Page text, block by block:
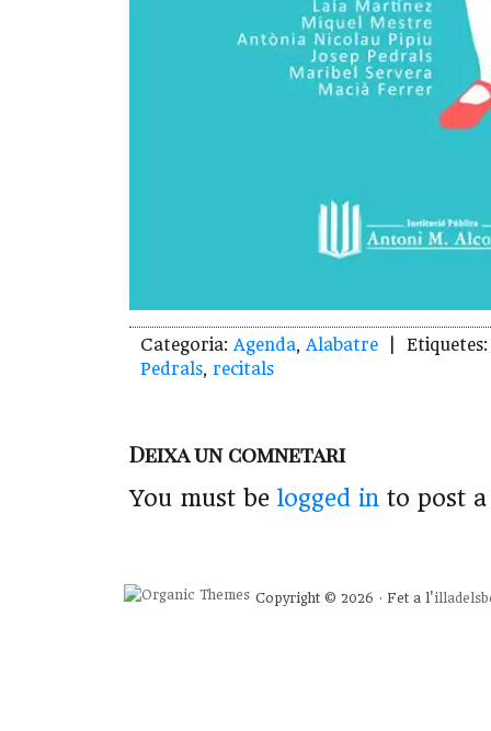
Categoria: Agenda, Alabatre |
Pedrals, recitals
Deixa un comnetari
You must be logged in to post
Copyright © 2026 · Fet a l'